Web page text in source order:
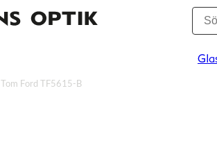
Tom Ford TF5615-B